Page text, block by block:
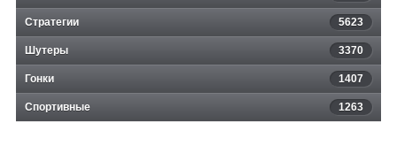
Стратегии 5623
Шутеры 3370
Гонки 1407
Спортивные 1263